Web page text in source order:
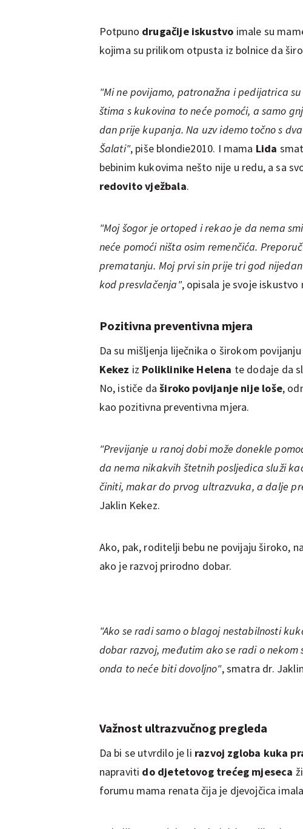
Potpuno drugačije iskustvo imale su
kojima su prilikom otpusta iz bolnice da
"Mi ne povijamo, patronažna i pedijatrica
štima s kukovina to neće pomoći, a samo
dan prije kupanja. Na uzv idemo točno s
Šalati", piše blondie2010. I mama Lida
bebinim kukovima nešto nije u redu, a sa
redovito vježbala.
"Moj šogor je ortoped i rekao je da nema
neće pomoći ništa osim remenčića.
prematanju. Moj prvi sin prije tri god
kod presvlačenja", opisala je svoje iskustvo
Pozitivna preventivna mjera
Da su mišljenja liječnika o širokom
Kekez iz Poliklinike Helena te dodaje da
No, ističe daširoko povijanje nije loše,
kao pozitivna preventivna mjera.
"Previjanje u ranoj dobi može donekle
da nema nikakvih štetnih posljedica služi
činiti, makar do prvog ultrazvuka, a dalje
Jaklin Kekez.
Ako, pak, roditelji bebu ne povijaju široko,
ako je razvoj prirodno dobar.
"Ako se radi samo o blagoj nestabilnosti
dobar razvoj, međutim ako se radi o
onda to neće biti dovoljno", smatra dr.
Važnost ultrazvučnog pregleda
Da bi se utvrdilo je li razvoj zgloba kuka
napraviti do djetetovog trećeg mjeseca
forumu mama renata čija je djevojčica